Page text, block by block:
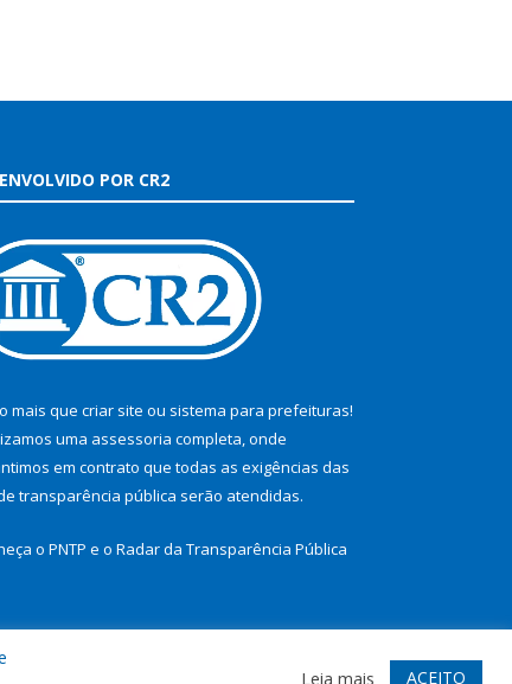
POR CR2
mais que criar site ou sistema para prefeituras!
uma assessoria completa, onde
em contrato que todas as exigências das
transparência pública serão atendidas.
o PNTP e o Radar da Transparência Pública
Acessar Webmail
Leia mais ACEITO